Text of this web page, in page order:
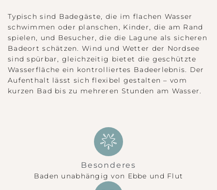
Typisch sind Badegäste, die im flachen Wasser
schwimmen oder planschen, Kinder, die am Rand
spielen, und Besucher, die die Lagune als sicheren
Badeort schätzen. Wind und Wetter der Nordsee
sind spürbar, gleichzeitig bietet die geschützte
Wasserfläche ein kontrolliertes Badeerlebnis. Der
Aufenthalt lässt sich flexibel gestalten – vom
kurzen Bad bis zu mehreren Stunden am Wasser.
Besonderes
Baden unabhängig von Ebbe und Flut